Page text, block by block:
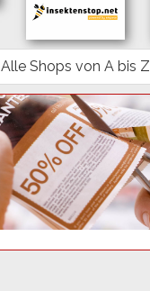
Alle Shops von A bis Z